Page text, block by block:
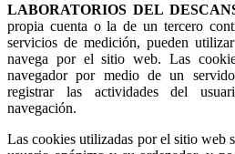
LABORATORIOS DEL
propia cuenta o la de un tercero
servicios de medición, pueden
navega por el sitio web. Las
navegador por medio de un
registrar las actividades del
navegación.
Las cookies utilizadas por el sitio web